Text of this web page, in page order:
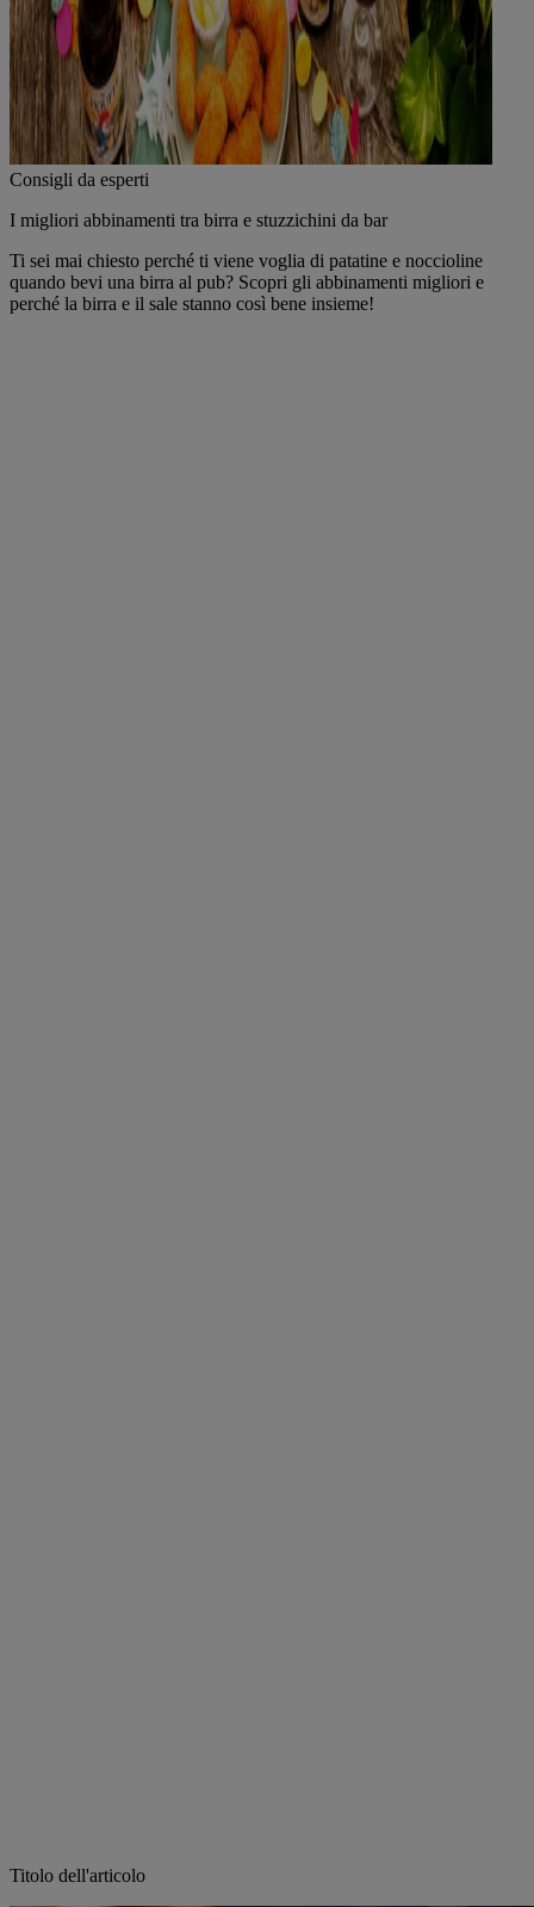
Consigli da esperti
I migliori abbinamenti tra birra e stuzzichini da bar
Ti sei mai chiesto perché ti viene voglia di patatine e noccioline
quando bevi una birra al pub? Scopri gli abbinamenti migliori e
perché la birra e il sale stanno così bene insieme!
Titolo dell'articolo